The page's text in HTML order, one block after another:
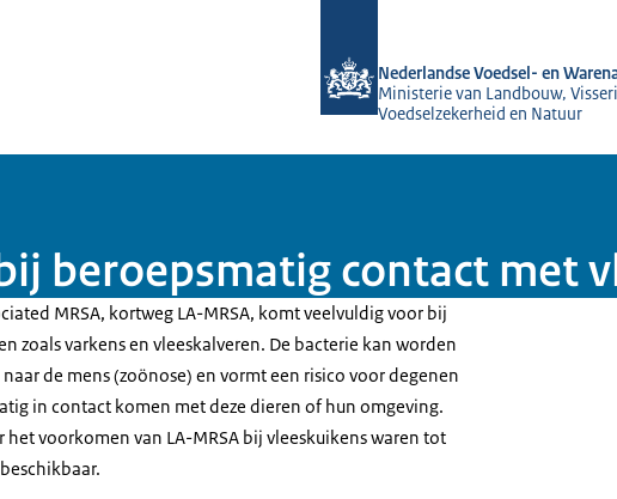
Nederlandse Voedsel- en
Ministerie van Landbouw,
Voedselzekerheid en Natuur
beroepsmatig contact met
MRSA, kortweg LA-MRSA, komt veelvuldig voor bij
zoals varkens en vleeskalveren. De bacterie kan worden
de mens (zoönose) en vormt een risico voor degenen
in contact komen met deze dieren of hun omgeving.
het voorkomen van LA-MRSA bij vleeskuikens waren tot